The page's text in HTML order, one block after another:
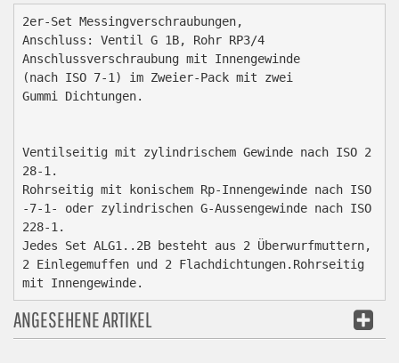
2er-Set Messingverschraubungen,
Anschluss: Ventil G 1B, Rohr RP3/4
Anschlussverschraubung mit Innengewinde
(nach ISO 7-1) im Zweier-Pack mit zwei
Gummi Dichtungen.
Ventilseitig mit zylindrischem Gewinde nach ISO 2
28-1.
Rohrseitig mit konischem Rp-Innengewinde nach ISO
-7-1- oder zylindrischen G-Aussengewinde nach ISO
228-1.
Jedes Set ALG1..2B besteht aus 2 Überwurfmuttern,
2 Einlegemuffen und 2 Flachdichtungen.Rohrseitig
mit Innengewinde.
ANGESEHENE ARTIKEL